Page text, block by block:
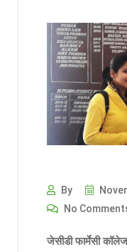
By
No
जेसीडी फार्मेसी